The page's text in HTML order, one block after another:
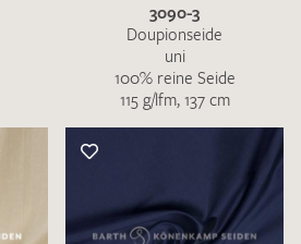
3090-3
Doupionseide
uni
100% reine Seide
115 g/lfm, 137 cm